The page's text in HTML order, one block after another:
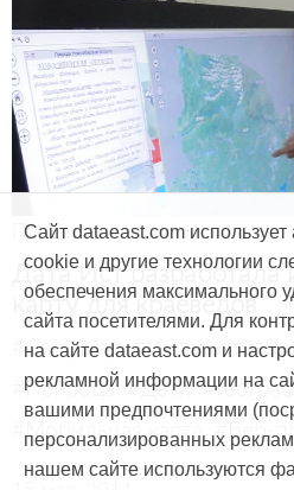
Продукты и услуги
Дата Ист разработала
карту для краеведов
#CarryMap
#Природа #Дети
#Мобильная карта #Веб-
Сайт dataeast.com
cookie и другие технологии
обеспечения максимального
сайта посетителями. Для
на сайте dataeast.com и
рекламной информации на
вашими предпочтениями
персонализированных
нашем сайте используются